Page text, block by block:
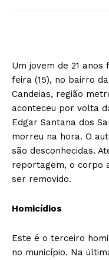
Um jovem de 21
feira (15), no bairro
Candeias, região
aconteceu por volta
Edgar Santana dos
morreu na hora. O
são desconhecidas.
reportagem, o corpo
ser removido.
Homicídios
Este é o terceiro
no município. Na